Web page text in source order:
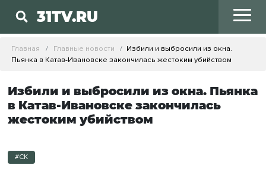
31TV.RU
Главная Главные новости
Избили и выбросили из окна.
Пьянка в Катав-Ивановске закончилась жестоким убийством
Избили и выбросили из окна. Пьянка
в Катав-Ивановске закончилась
жестоким убийством
#СК